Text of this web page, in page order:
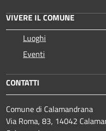
VIVERE IL COMUNE
Luoghi
Eventi
CONTATTI
Comune di Calamandrana
Via Roma, 83, 14042